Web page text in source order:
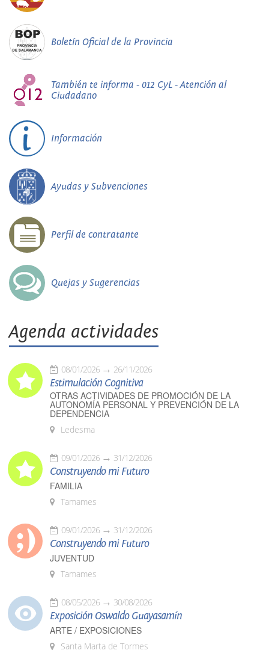
Boletín Oficial de la Provincia
También te informa - 012 CyL - Atención al
Ciudadano
Información
Ayudas y Subvenciones
Perfil de contratante
Quejas y Sugerencias
Agenda actividades
08/01/2026 26/11/2026
Estimulación Cognitiva
OTRAS ACTIVIDADES DE PROMOCIÓN DE LA
AUTONOMÍA PERSONAL Y PREVENCIÓN DE LA
DEPENDENCIA
Ledesma
09/01/2026 31/12/2026
Construyendo mi Futuro
FAMILIA
Tamames
09/01/2026 31/12/2026
Construyendo mi Futuro
JUVENTUD
Tamames
08/05/2026 30/08/2026
Exposición Oswaldo Guayasamín
ARTE / EXPOSICIONES
Santa Marta de Tormes